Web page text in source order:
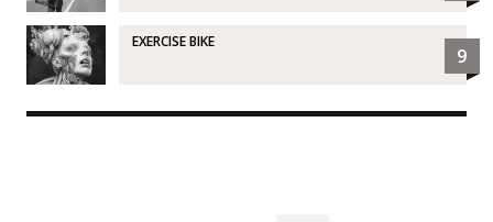
EXERCISE BIKE
9